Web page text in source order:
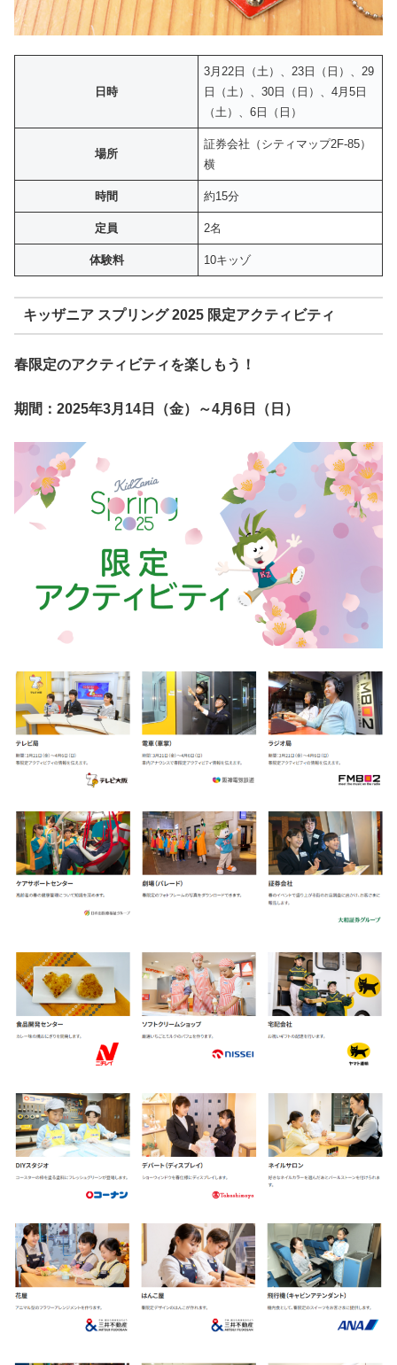
日時
3月22日（土）、23日（日）、29
日（土）、30日（日）、4月5日
（土）、6日（日）
場所
証券会社（シティマップ2F-85）
横
時間 約15分
定員 2名
体験料 10キッゾ
キッザニア スプリング 2025 限定アクティビティ
春限定のアクティビティを楽しもう！
期間：2025年3月14日（金）～4月6日（日）